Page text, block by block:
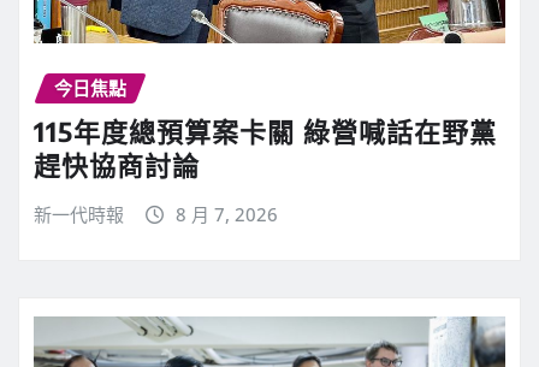
今日焦點
115年度總預算案卡關 綠營喊話在野黨
趕快協商討論
新一代時報 8 月 7, 2026